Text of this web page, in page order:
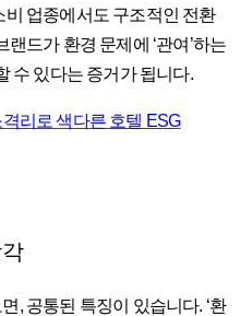
업종에서도 구조적인 전환
드가 환경 문제에 ‘관여’하는
수 있다는 증거가 됩니다.
리로 색다른 호텔 ESG
, 공통된 특징이 있습니다. ‘환